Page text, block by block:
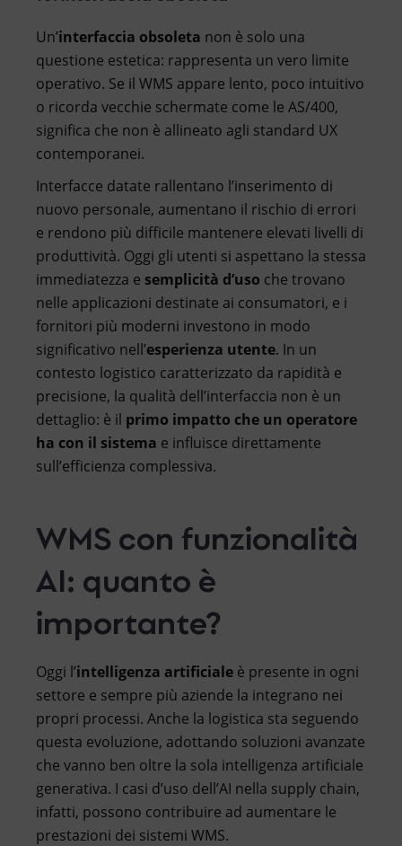
Un’interfaccia obsoleta non è solo una
questione estetica: rappresenta un vero limite
operativo. Se il WMS appare lento, poco intuitivo
o ricorda vecchie schermate come le AS/400,
significa che non è allineato agli standard UX
contemporanei.
Interfacce datate rallentano l’inserimento di
nuovo personale, aumentano il rischio di errori
e rendono più difficile mantenere elevati livelli di
produttività. Oggi gli utenti si aspettano la stessa
immediatezza e semplicità d’uso che trovano
nelle applicazioni destinate ai consumatori, e i
fornitori più moderni investono in modo
significativo nell’esperienza utente. In un
contesto logistico caratterizzato da rapidità e
precisione, la qualità dell’interfaccia non è un
dettaglio: è il primo impatto che un operatore
ha con il sistema e influisce direttamente
sull’efficienza complessiva.
WMS con funzionalità
AI: quanto è
importante?
Oggi l’intelligenza artificiale è presente in ogni
settore e sempre più aziende la integrano nei
propri processi. Anche la logistica sta seguendo
questa evoluzione, adottando soluzioni avanzate
che vanno ben oltre la sola intelligenza artificiale
generativa. I casi d’uso dell’AI nella supply chain,
infatti, possono contribuire ad aumentare le
prestazioni dei sistemi WMS.